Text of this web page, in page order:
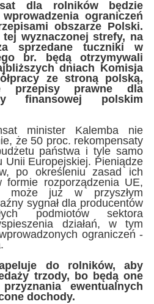
dla rolników będzie
ograniczeń
obszarze Polski.
wyznaczonej strefy, na
sprzedane tuczniki w
br. będą otrzymywali
dniach Komisja
ze stroną polską,
przepisy prawne dla
finansowej polskim
minister Kalemba nie
że 50 proc. rekompensaty
państwa i tyle samo
Unii Europejskiej. Pieniądze
po określeniu zasad ich
formie rozporządzenia UE,
może już w przyszłym
sygnał dla producentów
podmiotów sektora
działań, w tym
ograniczeń -
do rolników, aby
trzody, bo będą one
ewentualnych
dochody.